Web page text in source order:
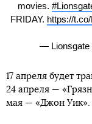
movies.
FRIDAY. https://
— Lionsgate
17 апреля будет
24 апреля —
мая — «Джон Уик».